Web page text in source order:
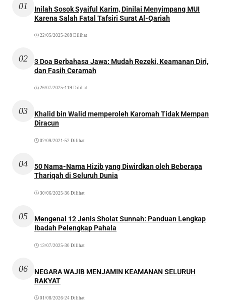
01
Inilah Sosok Syaiful Karim, Dinilai Menyimpang MUI
Karena Salah Fatal Tafsiri Surat Al-Qariah
22/05/2025 •208 Dilihat
02
3 Doa Berbahasa Jawa: Mudah Rezeki, Keamanan Diri,
dan Fasih Ceramah
26/07/2025 •119 Dilihat
03
Khalid bin Walid memperoleh Karomah Tidak Mempan
Diracun
02/09/2021 •52 Dilihat
04
50 Nama-Nama Hizib yang Diwirdkan oleh Beberapa
Thariqah di Seluruh Dunia
30/06/2025 •36 Dilihat
05
Mengenal 12 Jenis Sholat Sunnah: Panduan Lengkap
Ibadah Pelengkap Pahala
13/07/2025 •30 Dilihat
06
NEGARA WAJIB MENJAMIN KEAMANAN SELURUH
RAKYAT
01/08/2026•24 Dilihat